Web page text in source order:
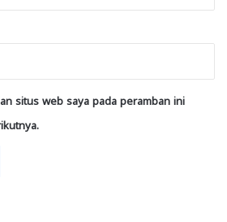
situs web saya pada peramban ini